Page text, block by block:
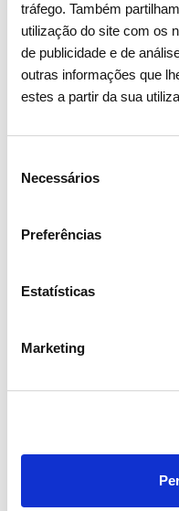
tráfego. Também
utilização do site com os
de publicidade e de
outras informações que
estes a partir da sua
Necessários
Preferências
Estatísticas
Marketing